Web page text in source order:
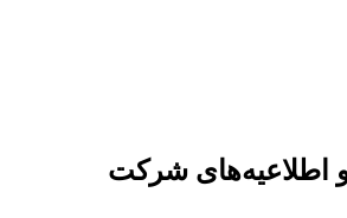
و اطلاعیه‌های شرکت